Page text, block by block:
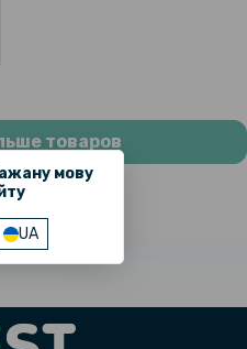
мову
UA
товаров